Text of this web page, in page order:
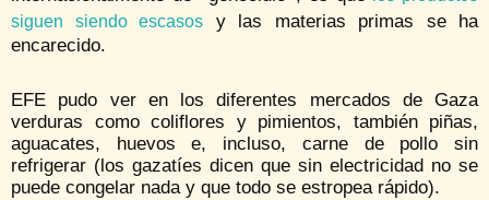
siguen siendo escasos y las materias primas se ha
encarecido.
EFE pudo ver en los diferentes mercados de Gaza
verduras como coliflores y pimientos, también piñas,
aguacates, huevos e, incluso, carne de pollo sin
refrigerar (los gazatíes dicen que sin electricidad no se
puede congelar nada y que todo se estropea rápido).